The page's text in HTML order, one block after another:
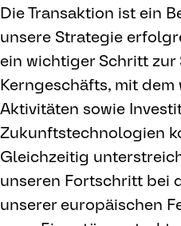
Die Transaktion ist ein
unsere Strategie
ein wichtiger Schritt zur
Kerngeschäfts, mit dem
Aktivitäten sowie
Zukunftstechnologien
Gleichzeitig
unseren Fortschritt bei
unserer europäischen